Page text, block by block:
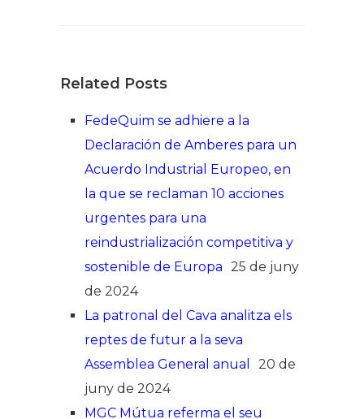
Related Posts
FedeQuim se adhiere a la
Declaración de Amberes para un
Acuerdo Industrial Europeo, en
la que se reclaman 10 acciones
urgentes para una
reindustrialización competitiva y
sostenible de Europa 25 de juny
de 2024
La patronal del Cava analitza els
reptes de futur a la seva
Assemblea General anual
20 de
juny de 2024
MGC Mútua referma el seu